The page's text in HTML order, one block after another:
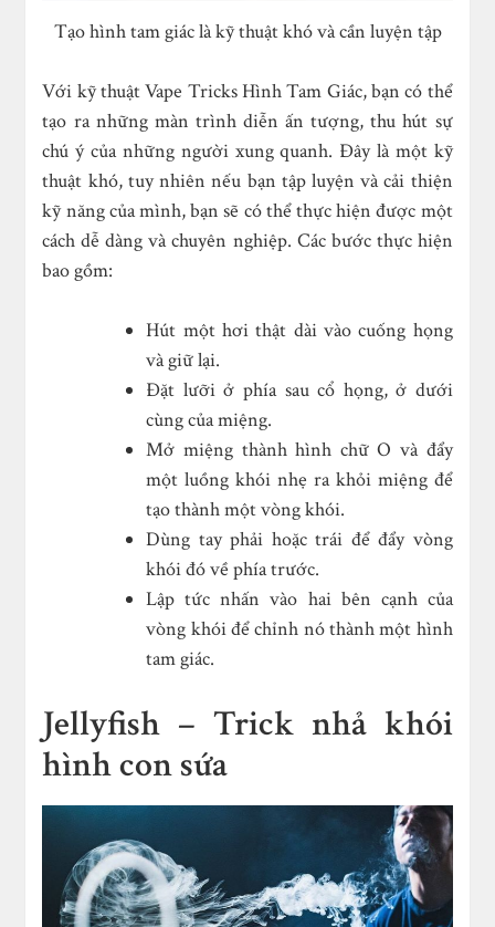
Tạo hình tam giác là kỹ thuật khó và cần luyện tập
Với kỹ thuật Vape Tricks Hình Tam Giác, bạn có thể
tạo ra những màn trình diễn ấn tượng, thu hút sự
chú ý của những người xung quanh. Đây là một kỹ
thuật khó, tuy nhiên nếu bạn tập luyện và cải thiện
kỹ năng của mình, bạn sẽ có thể thực hiện được một
cách dễ dàng và chuyên nghiệp. Các bước thực hiện
bao gồm:
Hút một hơi thật dài vào cuống họng
và giữ lại.
Đặt lưỡi ở phía sau cổ họng, ở dưới
cùng của miệng.
Mở miệng thành hình chữ O và đẩy
một luồng khói nhẹ ra khỏi miệng để
tạo thành một vòng khói.
Dùng tay phải hoặc trái để đẩy vòng
khói đó về phía trước.
Lập tức nhấn vào hai bên cạnh của
vòng khói để chỉnh nó thành một hình
tam giác.
Jellyfish – Trick nhả khói
hình con sứa